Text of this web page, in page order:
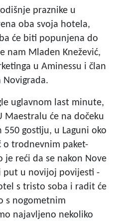
praznike u
oba svoja hotela,
će biti popunjena do
nam Mladen Knežević,
u Aminessu i član
Novigrada.
uglavnom last minute,
Maestralu će na dočeku
gostiju, u Laguni oko
o trodnevnim paket-
je reći da se nakon Nove
put u novijoj povijesti -
s tristo soba i radit će
s nogometnim
najavljeno nekoliko